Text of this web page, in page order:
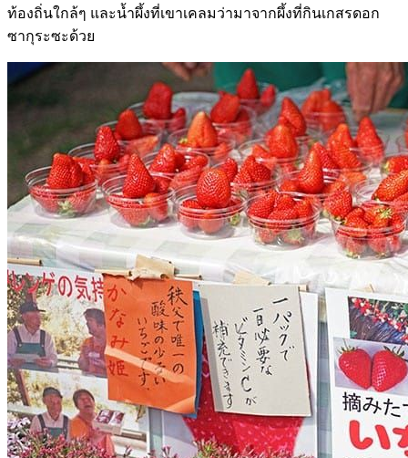
ท้องถิ่นใกล้ๆ และน้ำผึ้งที่เขาเคลมว่ามาจากผึ้งที่กินเกสรดอก
ซากุระซะด้วย